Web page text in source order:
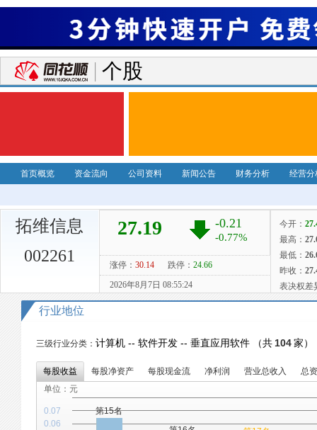
个股
首页概览 资金流向 公司资料 新闻公告 财务分析 经营分
拓维信息
002261